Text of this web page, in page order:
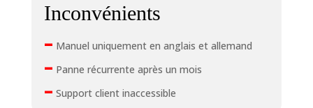
Inconvénients
– Manuel uniquement en anglais et allemand
– Panne récurrente après un mois
– Support client inaccessible